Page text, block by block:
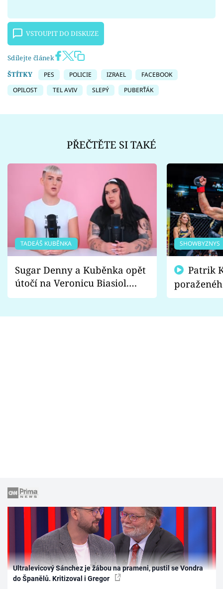
VSTOUPIT DO DISKUZE
Sdílejte článek
ŠTÍTKY
PES POLICIE IZRAEL
FACEBOOK
OPILOST
TEL AVIV SLEPÝ PUBERŤÁK
PŘEČTĚTE SI TAKÉ
TADEÁŠ KUBĚNKA
Sugar Denny a Kuběnka opět
útočí na Veronicu Biasiol.
Proč je podle nich falešná a
SHOWBYZNYS
fanoušci
Ultralevicový Sánchez je žábou na prameni, pustil se Vondra
do Španělů. Kritizoval i Gregor